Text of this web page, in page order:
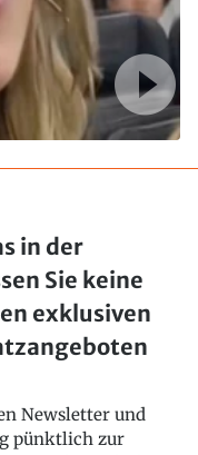
in der
Sie keine
exklusiven
Newsletter und
pünktlich zur